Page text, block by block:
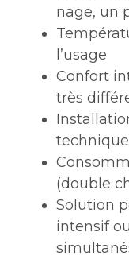
nage, un
l’usage
Confort
très
(double
Solution
intensif